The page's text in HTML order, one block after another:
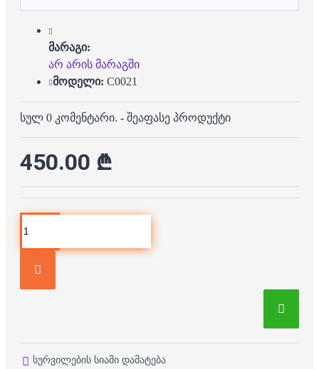
მარაგი:
არ არის მარაგში
მოდელი: C0021
სულ 0 კომენტარი. - შეაფასე პროდუქტი
450.00 ₾
სურვილების სიაში დამატება